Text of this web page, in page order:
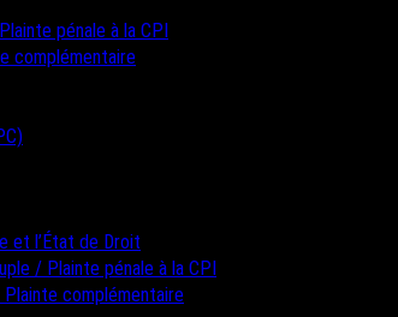
pénale à la CPI
complémentaire
et l’État de Droit
/ Plainte pénale à la CPI
complémentaire